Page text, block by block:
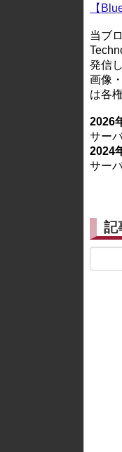
【
当ブ
発信
画像
は各
2026
サー
2024
サー
記